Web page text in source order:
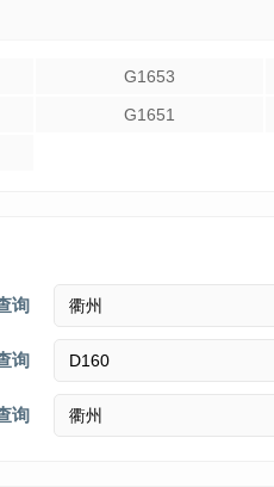
G1653
G1651
询
询
询